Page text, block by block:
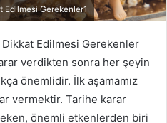
Edilmesi Gerekenler1
Dikkat Edilmesi Gerekenler
verdikten sonra her şeyin
önemlidir. İlk aşamamız
vermektir. Tarihe karar
önemli etkenlerden biri